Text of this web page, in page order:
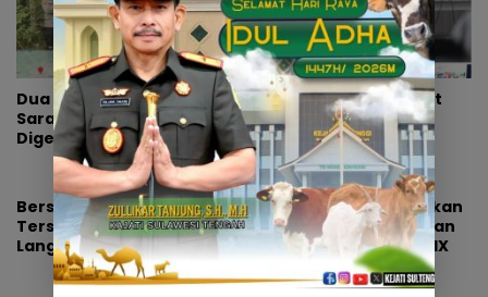
Dua Lokasi Diduga
Sarang Narkoba
Digerebek, Barang Bukti
Diamankan
Masa Transisi Darurat
GempaSigi Berakhir
Fokus ke Pemulihan
Bersihkan Saluran Air
Tersumbat, Polsek Parigi:
Langkah Nyata Cegah
Banjir Lewat Gotong
Royong
Pemprov Sulteng Ajukan
Keberatan Pencabutan
Tuan Rumah FORNAS IX